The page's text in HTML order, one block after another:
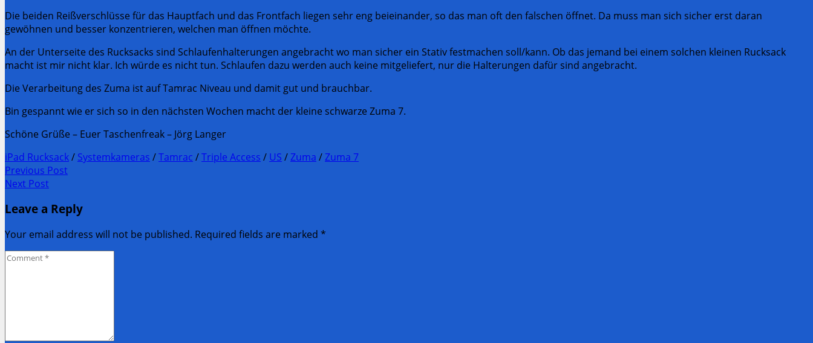
Die beiden Reißverschlüsse für das Hauptfach und das Frontfach liegen sehr eng beieinander, so das man oft den falschen öffnet. Da muss man sich sicher erst daran
gewöhnen und besser konzentrieren, welchen man öffnen möchte.
An der Unterseite des Rucksacks sind Schlaufenhalterungen angebracht wo man sicher ein Stativ festmachen soll/kann. Ob das jemand bei einem solchen kleinen Rucksack
macht ist mir nicht klar. Ich würde es nicht tun. Schlaufen dazu werden auch keine mitgeliefert, nur die Halterungen dafür sind angebracht.
Die Verarbeitung des Zuma ist auf Tamrac Niveau und damit gut und brauchbar.
Bin gespannt wie er sich so in den nächsten Wochen macht der kleine schwarze Zuma 7.
Schöne Grüße – Euer Taschenfreak – Jörg Langer
iPad Rucksack/ Systemkameras /Tamrac /Triple Access / US /Zuma /Zuma 7
Post
navigation
Previous Post
Previous
Next Post
Post:
Leave a Reply
Your email address will not be published. Required fields are marked *
Comment